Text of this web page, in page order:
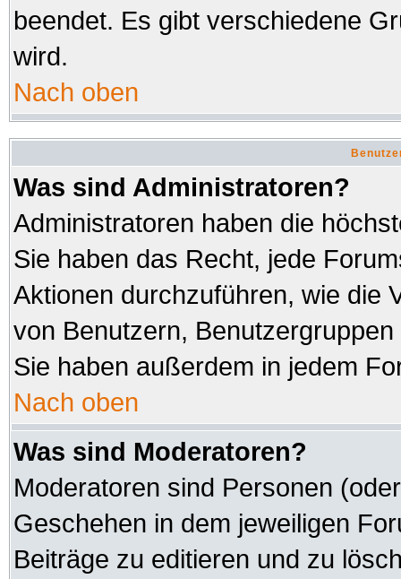
beendet. Es gibt verschiedene
wird.
Nach oben
Was sind Administratoren?
Administratoren haben die
Sie haben das Recht, jede
Aktionen durchzuführen, wie die
von Benutzern,
Sie haben außerdem in jedem
Nach oben
Was sind Moderatoren?
Moderatoren sind Personen
Geschehen in dem jeweiligen
Beiträge zu editieren und zu